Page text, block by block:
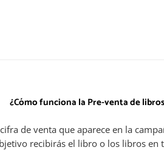
¿Cómo funciona la Pre-venta de
de venta que aparece en la
recibirás el libro o los libros en